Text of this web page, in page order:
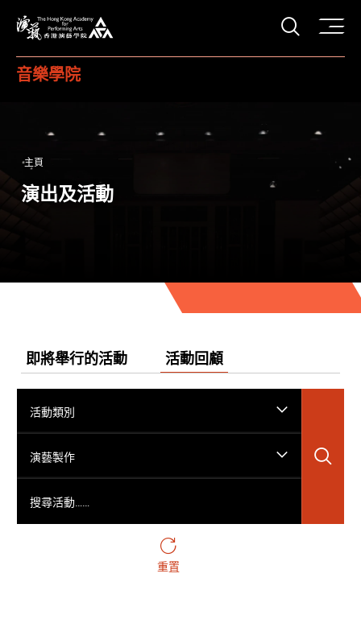
打開
音樂學院
主頁
演出及活動
即將舉行的活動 活動回顧
活動類別
演藝製作
重置